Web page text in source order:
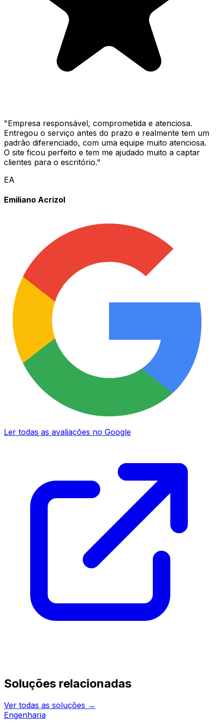
"Empresa responsável, comprometida e atenciosa.
Entregou o serviço antes do prazo e realmente tem um
padrão diferenciado, com uma equipe muito atenciosa.
O site ficou perfeito e tem me ajudado muito a captar
clientes para o escritório."
EA
Emiliano Acrizol
Ler todas as avaliações no Google
Soluções relacionadas
Ver todas as soluções →
Engenharia